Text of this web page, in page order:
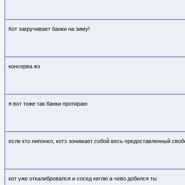
Кот закручивает банки на зиму!
консерва жэ
я вот тоже так банки протираю
есле кто нипонел, котэ зонимает собой весь предоставленный
кот уже откалибровался и сосед кеглю а чево добился ты